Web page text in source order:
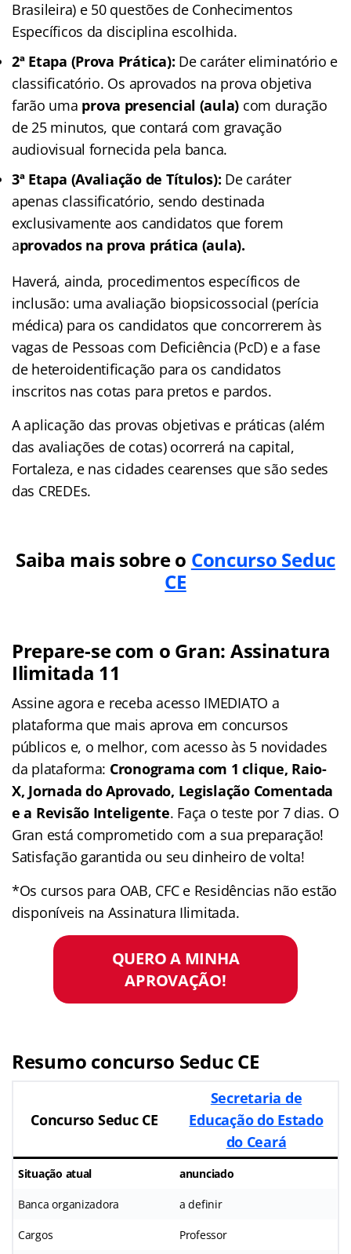
Brasileira) e 50 questões de Conhecimentos
Específicos da disciplina escolhida.
2ª Etapa (Prova Prática): De caráter eliminatório e
classificatório. Os aprovados na prova objetiva
farão uma prova presencial (aula) com duração
de 25 minutos, que contará com gravação
audiovisual fornecida pela banca.
3ª Etapa (Avaliação de Títulos): De caráter
apenas classificatório, sendo destinada
exclusivamente aos candidatos que forem
aprovados na prova prática (aula).
Haverá, ainda, procedimentos específicos de
inclusão: uma avaliação biopsicossocial (perícia
médica) para os candidatos que concorrerem às
vagas de Pessoas com Deficiência (PcD) e a fase
de heteroidentificação para os candidatos
inscritos nas cotas para pretos e pardos.
A aplicação das provas objetivas e práticas (além
das avaliações de cotas) ocorrerá na capital,
Fortaleza, e nas cidades cearenses que são sedes
das CREDEs.
Saiba mais sobre o Concurso Seduc
CE
Prepare-se com o Gran: Assinatura
Ilimitada 11
Assine agora e receba acesso IMEDIATO a
plataforma que mais aprova em concursos
públicos e, o melhor, com acesso às 5 novidades
da plataforma: Cronograma com 1 clique, Raio-
X, Jornada do Aprovado, Legislação Comentada
e a Revisão Inteligente. Faça o teste por 7 dias. O
Gran está comprometido com a sua preparação!
Satisfação garantida ou seu dinheiro de volta!
*Os cursos para OAB, CFC e Residências não estão
disponíveis na Assinatura Ilimitada.
QUERO A MINHA
APROVAÇÃO!
Resumo concurso Seduc CE
Concurso Seduc CE
Secretaria de
Educação do Estado
do Ceará
Situação atual anunciado
Banca organizadora a definir
Cargos Professor